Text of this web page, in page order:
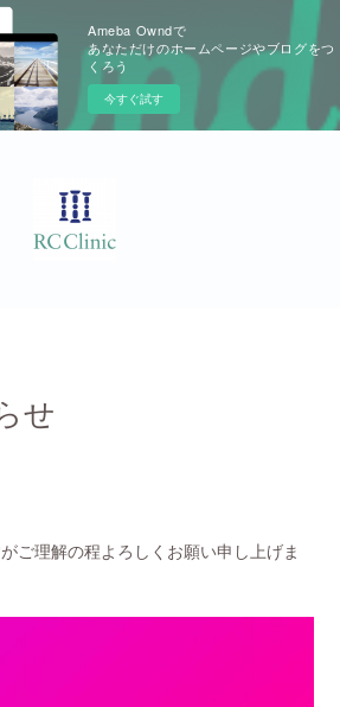
Ameba Owndで
あなただけのホームページやブログをつ
くろう
今すぐ試す
せ
ご理解の程よろしくお願い申し上げま